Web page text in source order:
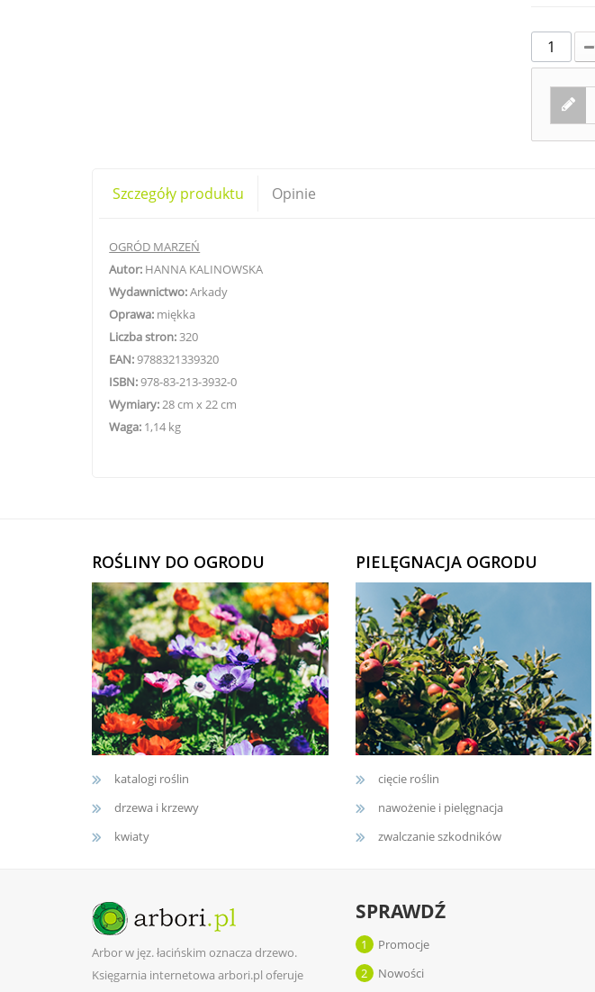
Szczegóły produktu Opinie
OGRÓD MARZEŃ
Autor: HANNA KALINOWSKA
Wydawnictwo:Arkady
Oprawa: miękka
Liczba stron:320
EAN:9788321339320
ISBN:978-83-213-3932-0
Wymiary:28 cm x 22 cm
Waga: 1,14 kg
ROŚLINY DO OGRODU
katalogi roślin
drzewa i krzewy
kwiaty
PIELĘGNACJA OGRODU
cięcie roślin
nawożenie i pielęgnacja
zwalczanie szkodników
Arbor w jęz. łacińskim oznacza drzewo.
Księgarnia internetowa arbori.pl oferuje
SPRAWDŹ
Promocje
1
Nowości
2